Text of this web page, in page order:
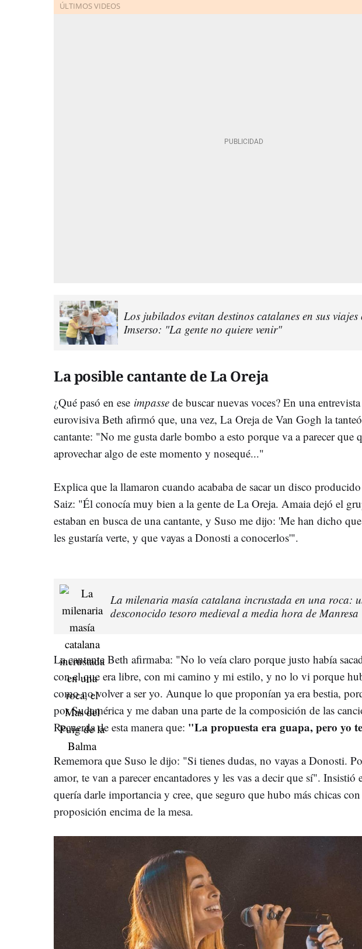
Los jubilados evitan destinos catalanes en sus viajes
Imserso: "La gente no quiere venir"
La posible cantante de La Oreja
¿Qué pasó en ese impasse de buscar nuevas voces? En una
eurovisiva Beth afirmó que, una vez, La Oreja de Van Gogh la
cantante: "No me gusta darle bombo a esto porque va a parecer que
aprovechar algo de este momento y nosequé..."
Explica que la llamaron cuando acababa de sacar un disco
Saiz: "Él conocía muy bien a la gente de La Oreja. Amaia dejó el
estaban en busca de una cantante, y Suso me dijo: 'Me han dicho
les gustaría verte, y que vayas a Donosti a conocerlos'".
La milenaria masía catalana incrustada en una roca:
desconocido tesoro medieval a media hora de Manresa
La cantante Beth afirmaba: "No lo veía claro porque justo había
con el que era libre, con mi camino y mi estilo, y no lo vi porque
como no volver a ser yo. Aunque lo que proponían ya era bestia,
por Sudamérica y me daban una parte de la composición de las
Recuerda de esta manera que: "La propuesta era guapa, pero yo
Rememora que Suso le dijo: "Si tienes dudas, no vayas a Donosti.
amor, te van a parecer encantadores y les vas a decir que sí". Insistió
quería darle importancia y cree, que seguro que hubo más chicas
proposición encima de la mesa.